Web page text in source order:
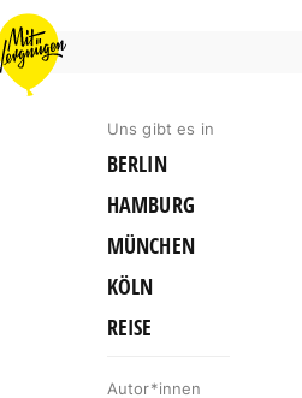
MIT
HAMBURG
Uns gibt es in
BERLIN
HAMBURG
MÜNCHEN
KÖLN
REISE
Autor*innen